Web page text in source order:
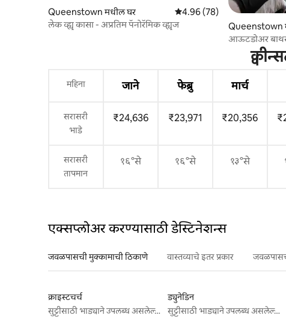
Queenstown मधील घर 5 पैकी 4.96 सरासरी रेटिंग, 78
4.96 (78)
लेक व्ह्यू कासा - अप्रतिम पॅनोरॅमिक व्ह्यूज
Queenstown
आऊटडोअर
महिना जाने फेब्रु मार्च
सरासरी
भाडे
₹24,636 ₹23,971 ₹20,356
सरासरी
तापमान
१६°से १६°से १३°से
एक्सप्लोअर करण्यासाठी डेस्टिनेशन्स
जवळपासची मुक्कामाची ठिकाणे वास्तव्याचे इतर प्रकार
क्राइस्टचर्च
सुट्टीसाठी भाड्याने उपलब्ध असलेल्या जागा
ड्युनेडिन
सुट्टीसाठी भाड्याने उपलब्ध असलेल्या जागा